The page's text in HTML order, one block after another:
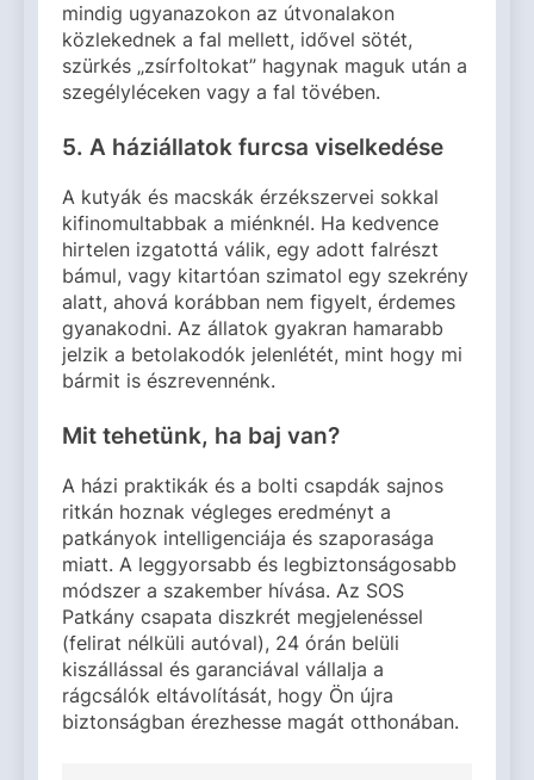
mindig ugyanazokon az útvonalakon
közlekednek a fal mellett, idővel sötét,
szürkés „zsírfoltokat” hagynak maguk után a
szegélyléceken vagy a fal tövében.
5. A háziállatok furcsa viselkedése
A kutyák és macskák érzékszervei sokkal
kifinomultabbak a miénknél. Ha kedvence
hirtelen izgatottá válik, egy adott falrészt
bámul, vagy kitartóan szimatol egy szekrény
alatt, ahová korábban nem figyelt, érdemes
gyanakodni. Az állatok gyakran hamarabb
jelzik a betolakodók jelenlétét, mint hogy mi
bármit is észrevennénk.
Mit tehetünk, ha baj van?
A házi praktikák és a bolti csapdák sajnos
ritkán hoznak végleges eredményt a
patkányok intelligenciája és szaporasága
miatt. A leggyorsabb és legbiztonságosabb
módszer a szakember hívása. Az SOS
Patkány csapata diszkrét megjelenéssel
(felirat nélküli autóval), 24 órán belüli
kiszállással és garanciával vállalja a
rágcsálók eltávolítását, hogy Ön újra
biztonságban érezhesse magát otthonában.